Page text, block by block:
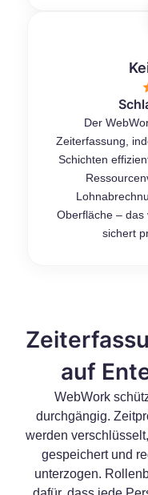
Der
Zeiterfassung,
Schichten
Oberfläche – das
sichert
auf
WebWork
durchgängig.
werden
gespeichert und
unterzogen.